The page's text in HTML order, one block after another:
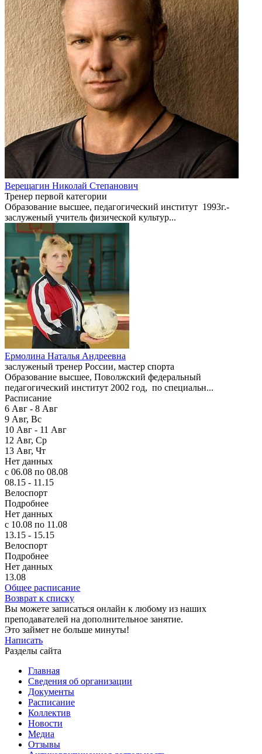
Верещагин Николай Степанович
Тренер первой категории
Образование высшее, педагогический институт 1993г.-
заслуженый учитель физической культур...
Ермолина Наталья Андреевна
заслуженый тренер России, мастер спорта
Образование высшее, Поволжский федеральный
педагогический институт 2002 год, по специальн...
Расписание
6 Авг - 8 Авг
9 Авг, Вс
10 Авг - 11 Авг
12 Авг, Ср
13 Авг, Чт
Нет данных
с 06.08 по 08.08
08.15 - 11.15
Велоспорт
Подробнее
Нет данных
с 10.08 по 11.08
13.15 - 15.15
Велоспорт
Подробнее
Нет данных
13.08
Общее расписание
Возврат к списку
Вы можете записаться онлайн к любому из наших
преподавателей на дополнительное занятие.
Это займет не больше минуты!
Написать
Разделы сайта
Главная
Сведения об организации
Документы
Расписание
Коллектив
Новости
Медиа
Отзывы